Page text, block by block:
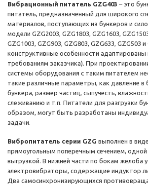
Вибрационный питатель GZG403 – это
питатель, предназначенный для широкого
материалов, поступающих из бункеров и
модели GZG2003, GZG1803, GZG1603,
GZG1003, GZG903, GZG803, GZG633, GZG503
конструктивные особенности
требованиям заказчика). При
системы оборудования с таким питателем
такие различные параметры, как давление в
бункера, размер частиц, сыпучесть,
слеживанию и т.п. Питатели для разгрузки
образом, могут быть разработаны
задачи.
Вибропитатель серии GZG выполнен в
прямоугольным поперечным сечением, одной
выгрузкой. В нижней части по бокам желоба
электровибраторы, содержащие индуктор
Два самосинхронизирующихся